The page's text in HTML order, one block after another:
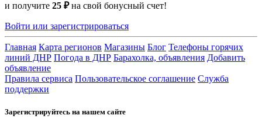
и получите 25 ₽на свой бонусный счет!
Войти или зарегистрироваться
Главная Карта регионов Магазины Блог Телефоны горячих
линий ДНР Погода в ДНР Барахолка, объявления Добавить
объявление
Правила сервиса Пользовательское соглашение Служба
поддержки
Зарегистрируйтесь на нашем сайте